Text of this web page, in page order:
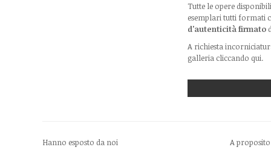
Tutte le opere
esemplari tutti formati
d'autenticità firmato
A richiesta
galleria cliccando qui.
Hanno esposto da noi
A proposito